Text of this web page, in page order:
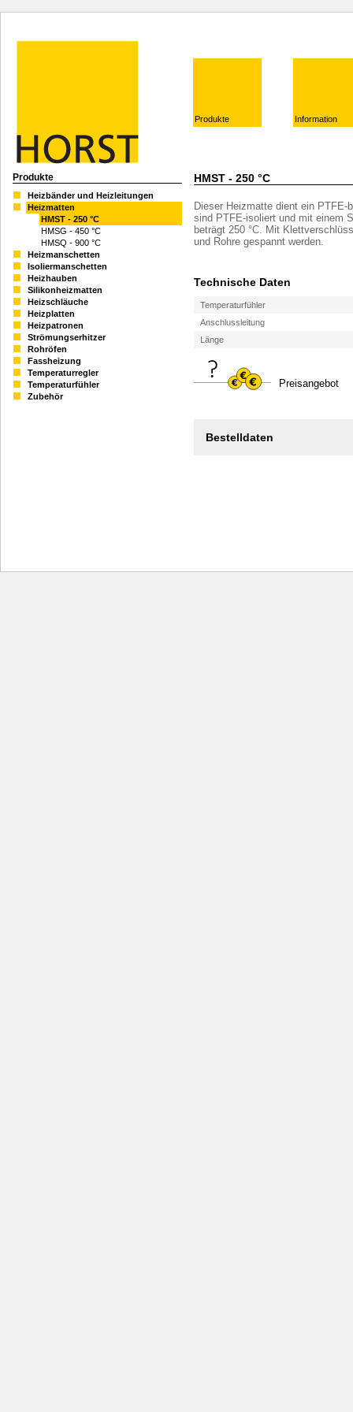
Produkte Information
Produkte
Heizbänder und Heizleitungen
Heizmatten
HMST - 250 °C
HMSG - 450 °C
HMSQ - 900 °C
Heizmanschetten
Isoliermanschetten
Heizhauben
Silikonheizmatten
Heizschläuche
Heizplatten
Heizpatronen
Strömungserhitzer
Rohröfen
Fassheizung
Temperaturregler
Temperaturfühler
Zubehör
HMST - 250 °C
Dieser Heizmatte dient ein
sind PTFE-isoliert und mit einem
beträgt 250 °C. Mit
und Rohre gespannt werden.
Technische Daten
Temperaturfühler
Anschlussleitung
Länge
Preisangebot
Bestelldaten